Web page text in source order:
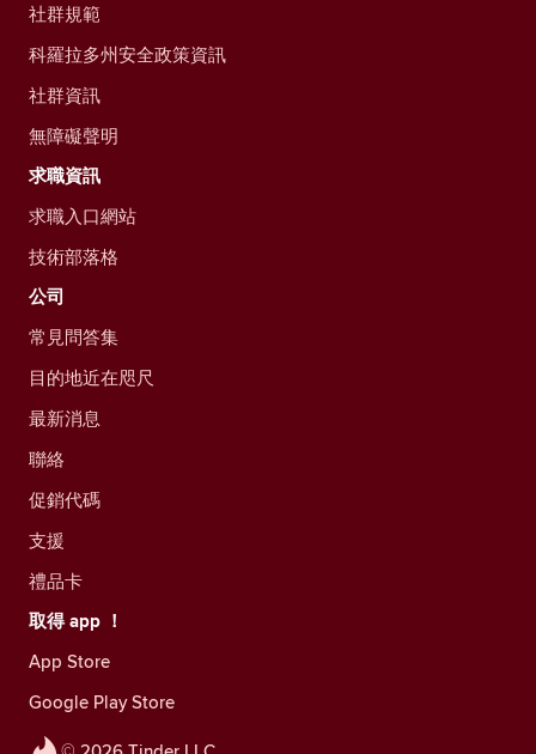
社群規範
科羅拉多州安全政策資訊
社群資訊
無障礙聲明
求職資訊
求職入口網站
技術部落格
公司
常見問答集
目的地近在咫尺
最新消息
聯絡
促銷代碼
支援
禮品卡
取得 app ！
App Store
Google Play Store